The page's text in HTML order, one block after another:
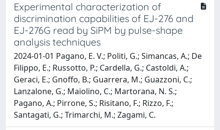
Experimental characterization of
discrimination capabilities of EJ-276 and
EJ-276G read by SiPM by pulse-shape
analysis techniques
2024-01-01 Pagano, E. V.; Politi, G.; Simancas, A.; De
Filippo, E.; Russotto, P.; Cardella, G.; Castoldi, A.;
Geraci, E.; Gnoffo, B.; Guarrera, M.; Guazzoni, C.;
Lanzalone, G.; Maiolino, C.; Martorana, N. S.;
Pagano, A.; Pirrone, S.; Risitano, F.; Rizzo, F.;
Santagati, G.; Trimarchi, M.; Zagami, C.